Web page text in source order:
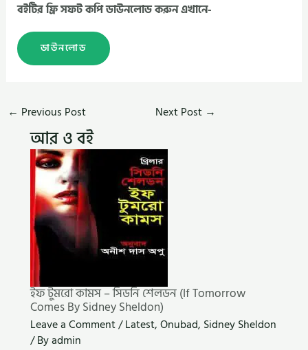
বইটির ফ্রি সফট কপি ডাউনলোড করুন এখানে-
ডাউনলোড
← Previous Post Next Post →
আর ও বই
ইফ টুমরো কামস – সিডনি শেলডন (If Tomorrow
Comes By Sidney Sheldon)
Leave a Comment/Latest,Onubad, Sidney Sheldon
/ Byadmin